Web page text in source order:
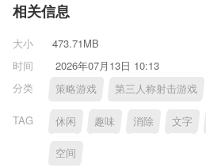
相关信息
大小
473.71MB
时间
2026年07月13日 10:13
分类
策略游戏 第三人称射击游戏
TAG 休闲 趣味 消除 文字
空间